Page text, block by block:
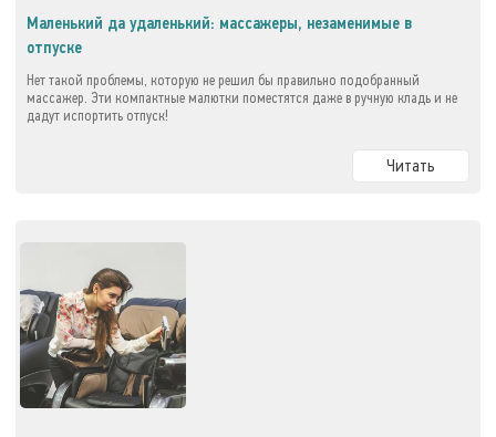
Маленький да удаленький: массажеры, незаменимые в
отпуске
Нет такой проблемы, которую не решил бы правильно подобранный
массажер. Эти компактные малютки поместятся даже в ручную кладь и не
дадут испортить отпуск!
Читать